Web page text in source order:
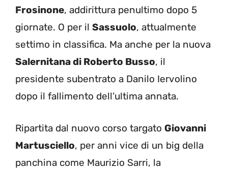
Frosinone, addirittura penultimo dopo 5
giornate. O per il Sassuolo, attualmente
settimo in classifica. Ma anche per la nuova
Salernitana di Roberto Busso, il
presidente subentrato a Danilo Iervolino
dopo il fallimento dell’ultima annata.
Ripartita dal nuovo corso targato Giovanni
Martusciello, per anni vice di un big della
panchina come Maurizio Sarri, la